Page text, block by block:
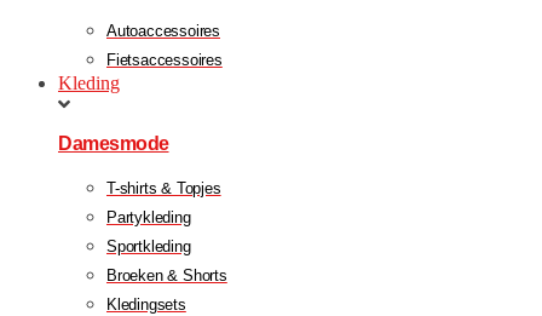
Autoaccessoires
Fietsaccessoires
Kleding
Damesmode
T-shirts & Topjes
Partykleding
Sportkleding
Broeken & Shorts
Kledingsets